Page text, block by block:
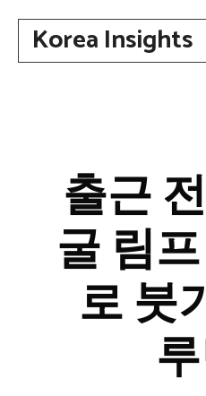
Korea Insights
출근
굴 림
로 붓